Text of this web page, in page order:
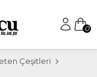
0
Çeşitleri